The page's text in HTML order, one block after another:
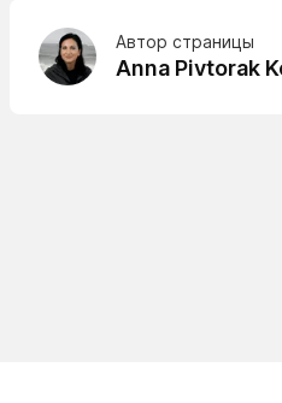
Автор страницы
Anna Pivtorak